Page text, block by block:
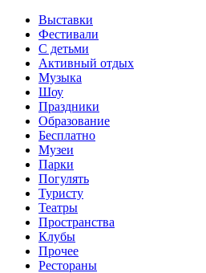
Выставки
Фестивали
С детьми
Активный отдых
Музыка
Шоу
Праздники
Образование
Бесплатно
Музеи
Парки
Погулять
Туристу
Театры
Пространства
Клубы
Прочее
Рестораны